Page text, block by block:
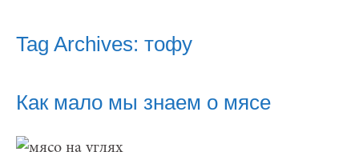
Tag Archives: тофу
Как мало мы знаем о мясе